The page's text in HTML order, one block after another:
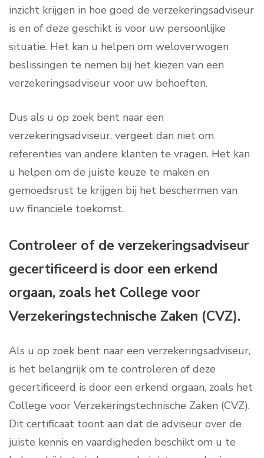
inzicht krijgen in hoe goed de verzekeringsadviseur
is en of deze geschikt is voor uw persoonlijke
situatie. Het kan u helpen om weloverwogen
beslissingen te nemen bij het kiezen van een
verzekeringsadviseur voor uw behoeften.
Dus als u op zoek bent naar een
verzekeringsadviseur, vergeet dan niet om
referenties van andere klanten te vragen. Het kan
u helpen om de juiste keuze te maken en
gemoedsrust te krijgen bij het beschermen van
uw financiële toekomst.
Controleer of de verzekeringsadviseur
gecertificeerd is door een erkend
orgaan, zoals het College voor
Verzekeringstechnische Zaken (CVZ).
Als u op zoek bent naar een verzekeringsadviseur,
is het belangrijk om te controleren of deze
gecertificeerd is door een erkend orgaan, zoals het
College voor Verzekeringstechnische Zaken (CVZ).
Dit certificaat toont aan dat de adviseur over de
juiste kennis en vaardigheden beschikt om u te